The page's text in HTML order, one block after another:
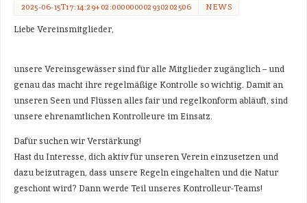
2025-06-15T17:14:29+02:000000002930202506
NEWS
Liebe Vereinsmitglieder,
unsere Vereinsgewässer sind für alle Mitglieder zugänglich – und
genau das macht ihre regelmäßige Kontrolle so wichtig. Damit an
unseren Seen und Flüssen alles fair und regelkonform abläuft, sind
unsere ehrenamtlichen Kontrolleure im Einsatz.
Dafür suchen wir Verstärkung!
Hast du Interesse, dich aktiv für unseren Verein einzusetzen und
dazu beizutragen, dass unsere Regeln eingehalten und die Natur
geschont wird? Dann werde Teil unseres Kontrolleur-Teams!